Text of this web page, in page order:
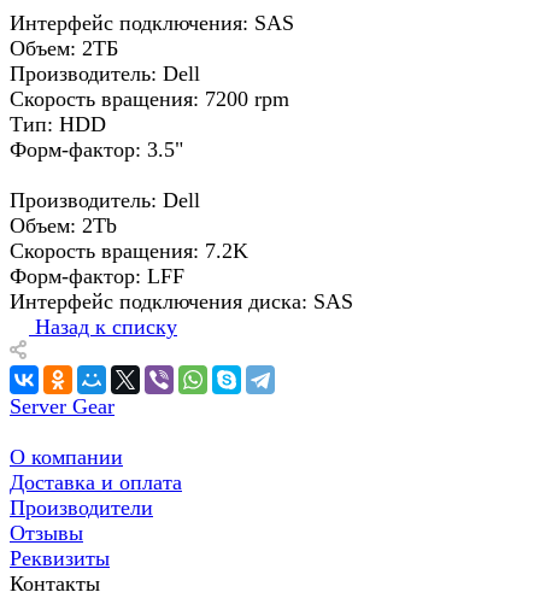
Интерфейс подключения: SAS
Объем: 2ТБ
Производитель: Dell
Скорость вращения: 7200 rpm
Тип: HDD
Форм-фактор: 3.5"
Производитель: Dell
Объем: 2Tb
Скорость вращения: 7.2K
Форм-фактор: LFF
Интерфейс подключения диска: SAS
Назад к списку
Server Gear
О компании
Доставка и оплата
Производители
Отзывы
Реквизиты
Контакты